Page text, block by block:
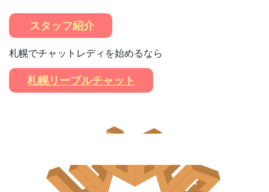
スタッフ紹介
札幌でチャットレディを始めるなら
札幌リーブルチャット